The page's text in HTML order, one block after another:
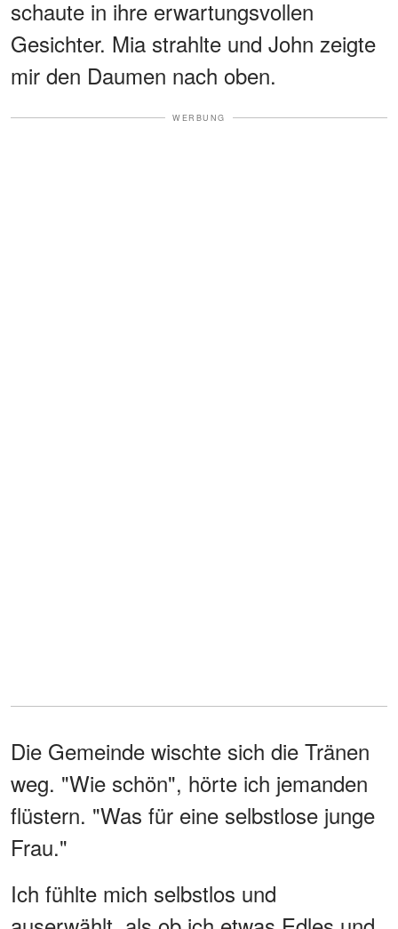
schaute in ihre erwartungsvollen
Gesichter. Mia strahlte und John zeigte
mir den Daumen nach oben.
WERBUNG
Die Gemeinde wischte sich die Tränen
weg. "Wie schön", hörte ich jemanden
flüstern. "Was für eine selbstlose junge
Frau."
Ich fühlte mich selbstlos und